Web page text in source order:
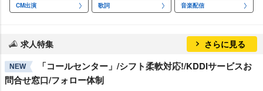
CM出演 歌詞 音楽配信
求人特集 さらに見る
NEW
「コールセンター」/シフト柔軟対応!/KDDIサービスお
問合せ窓口/フォロー体制